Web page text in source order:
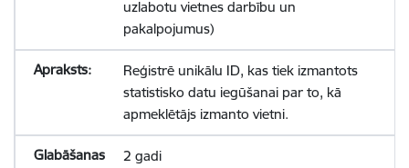
uzlabotu vietnes darbību un
pakalpojumus)
Reģistrē unikālu ID, kas tiek izmantots
statistisko datu iegūšanai par to, kā
apmeklētājs izmanto vietni.
2 gadi